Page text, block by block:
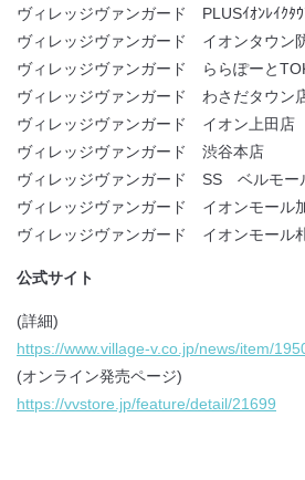
ヴィレッジヴァンガード PLUSｲｵﾝﾚｲｸﾀ
ヴィレッジヴァンガード イオンタウン
ヴィレッジヴァンガード ららぽーと
ヴィレッジヴァンガード わさだタウン
ヴィレッジヴァンガード イオン上田店
ヴィレッジヴァンガード 渋谷本店
ヴィレッジヴァンガード SS ベルモー
ヴィレッジヴァンガード イオンモール
ヴィレッジヴァンガード イオンモール
公式サイト
(詳細)
https://www.village-v.co.jp/news/item/
(オンライン発売ページ)
https://vvstore.jp/feature/detail/21699